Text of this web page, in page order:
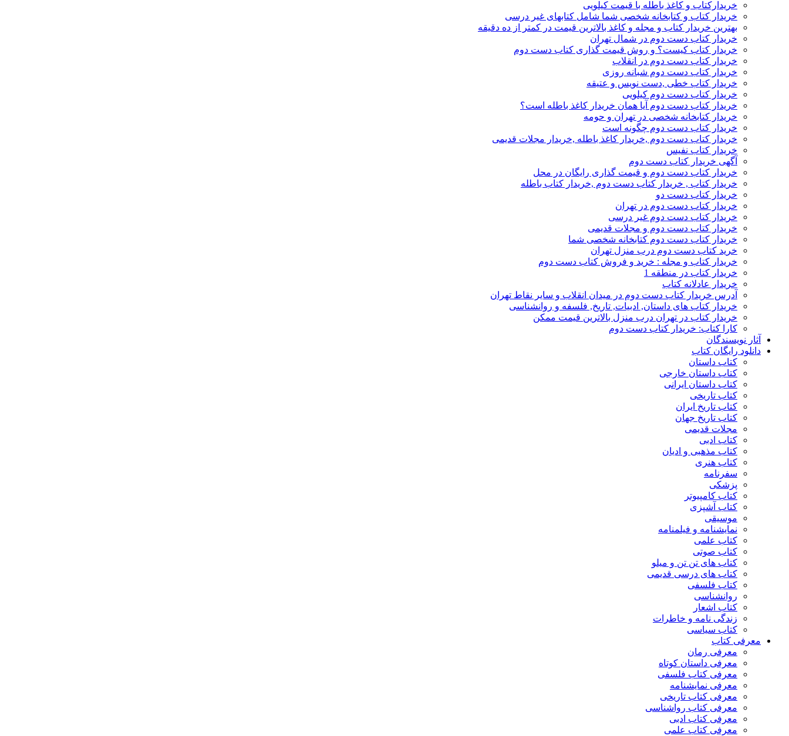
خریدارکتاب و کاغذ باطله با قیمت کیلویی
خریدار کتاب و کتابخانه شخصی شما شامل کتابهای غیر درسی
بهترین خریدار کتاب و مجله و کاغذ بالاترین قیمت در کمتر از ده دقیقه
خریدار کتاب دست دوم در شمال تهران
خریدار کتاب کیست؟ و روش قیمت گذاری کتاب دست دوم
خریدار کتاب دست دوم در انقلاب
خریدار کتاب دست دوم شبانه روزی
خریدار کتاب خطی ,دست نویس و عتیقه
خریدار کتاب دست دوم کیلویی
خریدار کتاب دست دوم آیا همان خریدار کاغذ باطله است؟
خریدار کتابخانه شخصی در تهران و حومه
خریدار کتاب دست دوم چگونه است
خریدار کتاب دست دوم ,خریدار کاغذ باطله ,خریدار مجلات قدیمی
خریدار کتاب نفیس
آگهی خریدار کتاب دست دوم
خریدار کتاب دست دوم و قیمت گذاری رایگان در محل
خریدار کتاب , خریدار کتاب دست دوم ,خریدار کتاب باطله
خریدار کتاب دست دو
خریدار کتاب دست دوم در تهران
خریدار کتاب دست دوم غیر درسی
خریدار کتاب دست دوم و مجلات قدیمی
خریدار کتاب دست دوم کتابخانه شخصی شما
خرید کتاب دست دوم درب منزل تهران
خریدار کتاب و مجله : خرید و فروش کتاب دست دوم
خریدار کتاب در منطقه 1
خریدار عادلانه کتاب
آدرس خریدار کتاب دست دوم در میدان انقلاب و سایر نقاط تهران
خریدار کتاب های داستان, ادبیات, تاریخ, فلسفه و روانشناسی
خریدار کتاب در تهران درب منزل بالاترین قیمت ممکن
کارا کتاب: خریدار کتاب دست دوم
آثار نویسندگان
دانلود رایگان کتاب
کتاب داستان
کتاب داستان خارجی
کتاب داستان ایرانی
کتاب تاریخی
کتاب تاریخ ایران
کتاب تاریخ جهان
مجلات قدیمی
کتاب ادبی
کتاب مذهبی و ادیان
کتاب هنری
سفرنامه
پزشکی
کتاب کامپیوتر
کتاب آشپزی
موسیقی
نمایشنامه و فیلمنامه
کتاب علمی
کتاب صوتی
کتاب های تن تن و میلو
کتاب های درسی قدیمی
کتاب فلسفی
روانشناسی
کتاب اشعار
زندگی نامه و خاطرات
کتاب سیاسی
معرفی کتاب
معرفی رمان
معرفی داستان کوتاه
معرفی کتاب فلسفی
معرفی نمایشنامه
معرفی کتاب تاریخی
معرفی کتاب رواشناسی
معرفی کتاب ادبی
معرفی کتاب علمی